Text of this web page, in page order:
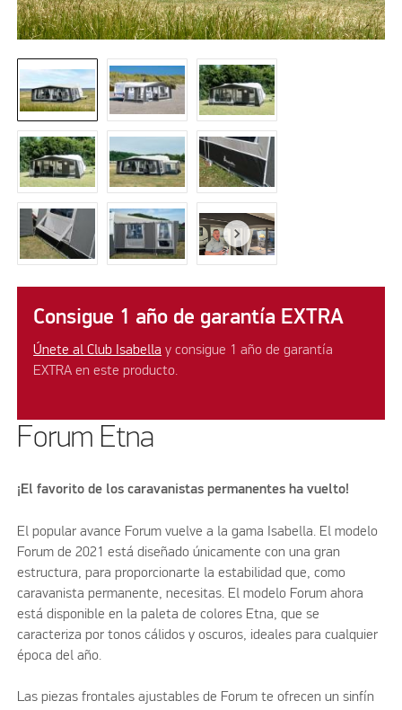
Consigue 1 año de garantía EXTRA
Únete al Club Isabella y consigue 1 año de garantía
EXTRA en este producto.
Forum Etna
¡El favorito de los caravanistas permanentes ha vuelto!
El popular avance Forum vuelve a la gama Isabella. El modelo
Forum de 2021 está diseñado únicamente con una gran
estructura, para proporcionarte la estabilidad que, como
caravanista permanente, necesitas. El modelo Forum ahora
está disponible en la paleta de colores Etna, que se
caracteriza por tonos cálidos y oscuros, ideales para cualquier
época del año.
Las piezas frontales ajustables de Forum te ofrecen un sinfín